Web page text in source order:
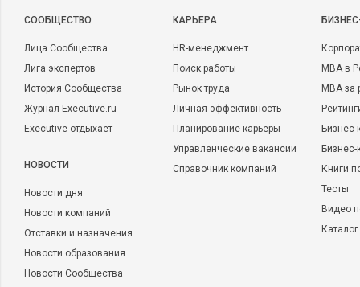
CООБЩЕСТВО
Лица Сообщества
Лига экспертов
История Сообщества
Журнал Executive.ru
Executive отдыхает
НОВОСТИ
Новости дня
Новости компаний
Отставки и назначения
Новости образования
Новости Сообщества
КАРЬЕРА
HR-менеджмент
Поиск работы
Рынок труда
Личная эффективность
Планирование карьеры
Управленческие вакансии
Справочник компаний
MBA в
MBA
Бизнес-
Книги
Тесты
Видео